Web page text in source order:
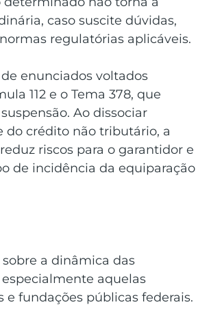
caso suscite dúvidas,
regulatórias aplicáveis.
enunciados voltados
112 e o Tema 378, que
Ao dissociar
crédito não tributário, a
riscos para o garantidor e
de incidência da
a dinâmica das
aquelas
fundações públicas federais.